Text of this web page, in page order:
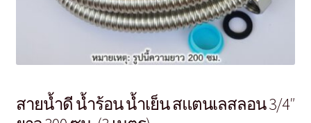
สายน้ำดี น้ำร้อน น้ำเย็น สแตนเลสลอน 3/4″